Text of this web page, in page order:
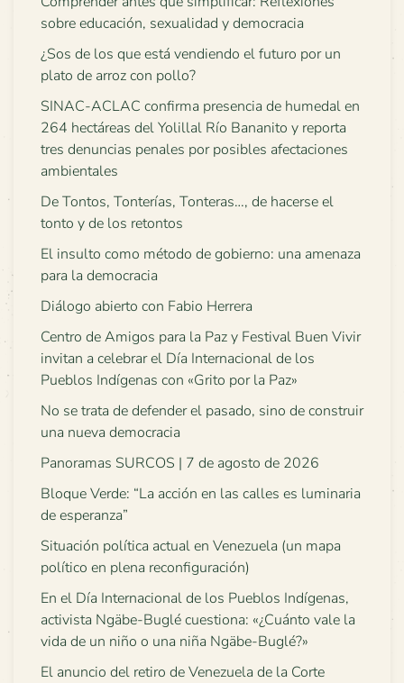
sobre educación, sexualidad y democracia
¿Sos de los que está vendiendo el futuro por un
plato de arroz con pollo?
SINAC-ACLAC confirma presencia de humedal en
264 hectáreas del Yolillal Río Bananito y reporta
tres denuncias penales por posibles afectaciones
ambientales
De Tontos, Tonterías, Tonteras…, de hacerse el
tonto y de los retontos
El insulto como método de gobierno: una amenaza
para la democracia
Diálogo abierto con Fabio Herrera
Centro de Amigos para la Paz y Festival Buen Vivir
invitan a celebrar el Día Internacional de los
Pueblos Indígenas con «Grito por la Paz»
No se trata de defender el pasado, sino de construir
una nueva democracia
Panoramas SURCOS | 7 de agosto de 2026
Bloque Verde: “La acción en las calles es luminaria
de esperanza”
Situación política actual en Venezuela (un mapa
político en plena reconfiguración)
En el Día Internacional de los Pueblos Indígenas,
activista Ngäbe-Buglé cuestiona: «¿Cuánto vale la
vida de un niño o una niña Ngäbe-Buglé?»
El anuncio del retiro de Venezuela de la Corte